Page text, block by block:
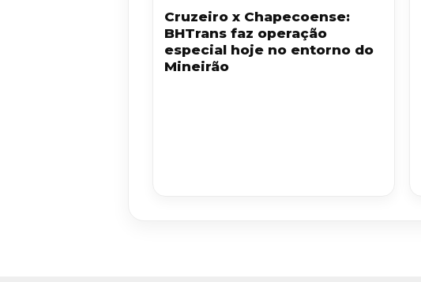
Cruzeiro x Chapecoense:
BHTrans faz operação
especial hoje no entorno do
Mineirão